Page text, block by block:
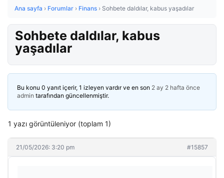
Ana sayfa › Forumlar › Finans › Sohbete daldılar, kabus yaşadılar
Sohbete daldılar, kabus
yaşadılar
Bu konu 0 yanıt içerir, 1 izleyen vardır ve en son 2 ay 2 hafta önce
admin tarafından güncellenmiştir.
1 yazı görüntüleniyor (toplam 1)
21/05/2026: 3:20 pm #15857